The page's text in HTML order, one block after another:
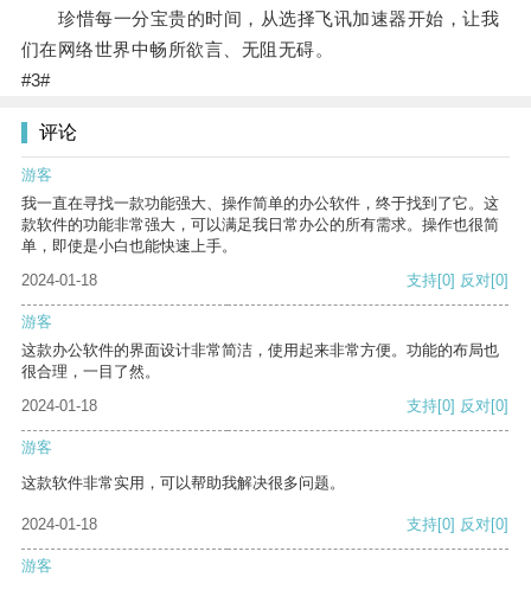
珍惜每一分宝贵的时间，从选择飞讯加速器开始，让我
们在网络世界中畅所欲言、无阻无碍。
#3#
评论
游客
我一直在寻找一款功能强大、操作简单的办公软件，终于找到了它。这
款软件的功能非常强大，可以满足我日常办公的所有需求。操作也很简
单，即使是小白也能快速上手。
2024-01-18
支持[0] 反对[0]
游客
这款办公软件的界面设计非常简洁，使用起来非常方便。功能的布局也
很合理，一目了然。
2024-01-18
支持[0] 反对[0]
游客
这款软件非常实用，可以帮助我解决很多问题。
2024-01-18 支持[0] 反对[0]
游客